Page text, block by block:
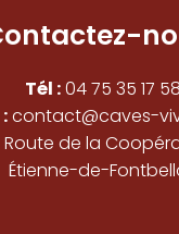
b
o
o
k
-
f
a
g
r
a
m
Tél :04 75 35 17 58
contact@caves-
Route de la
Étienne-de-